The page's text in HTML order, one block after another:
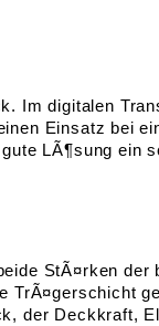
digitalen
Einsatz bei
LÃ¶sung ein
StÃ¤rken
der Deckkraft,